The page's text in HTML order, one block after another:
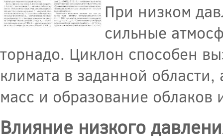
При низком
сильные
торнадо. Циклон способен
климата в заданной
масс и образование облаков
Влияние низкого